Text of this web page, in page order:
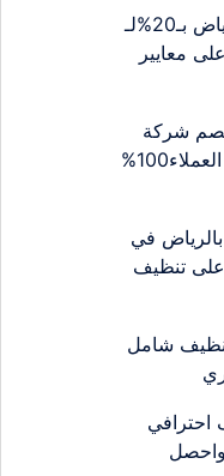
شركة تنظيف مفروشات بالرياض بـ20%لـ
معايير
بعفيف بـ18%خصم شركة
تنظيف ملتزمة بالجودة ورضا العملاء100%
في
على تنظيف
شامل
احترافي
اتصل واحصل